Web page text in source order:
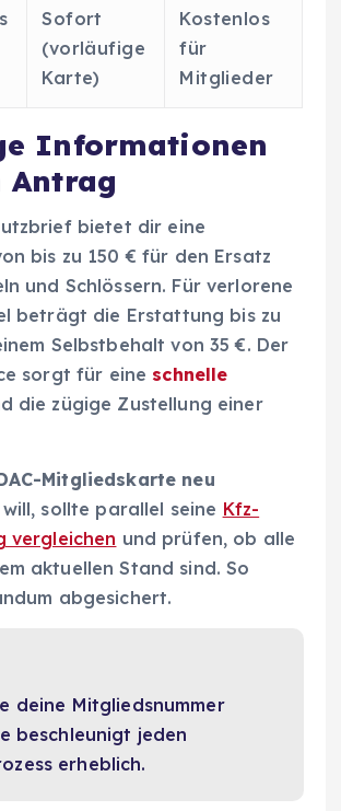
Sofort
(vorläufige
Karte)
Kostenlos
für
Mitglieder
Informationen
Antrag
bietet dir eine
bis zu 150 € für den Ersatz
und Schlössern. Für verlorene
beträgt die Erstattung bis zu
Selbstbehalt von 35 €. Der
sorgt für eine schnelle
die zügige Zustellung einer
Mitgliedskarte neu
will, sollte parallel seine Kfz-
vergleichen und prüfen, ob alle
aktuellen Stand sind. So
abgesichert.
deine Mitgliedsnummer
beschleunigt jeden
erheblich.